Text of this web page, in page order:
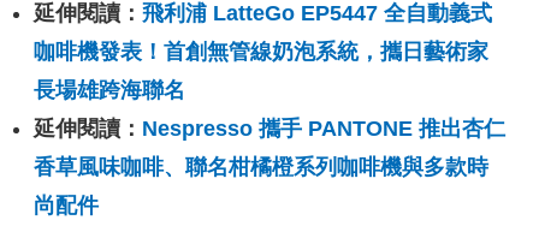
延伸閱讀： 飛利浦 LatteGo EP5447 全自動義式
咖啡機發表！首創無管線奶泡系統，攜日藝術家
長場雄跨海聯名
延伸閱讀： Nespresso 攜手 PANTONE 推出杏仁
香草風味咖啡、聯名柑橘橙系列咖啡機與多款時
尚配件